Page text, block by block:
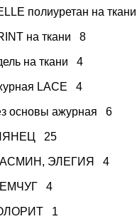
полиуретан на ткани
на ткани 8
на ткани 4
LAСE 4
основы ажурная 6
25
ЭЛЕГИЯ 4
4
1